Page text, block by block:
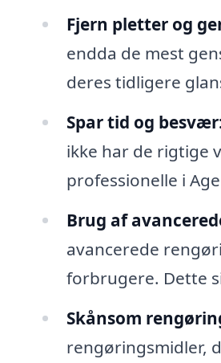
Fjern pletter og
endda de mest
deres tidligere
Spar tid og
ikke har de rigtige
professionelle i
Brug af
avancerede
forbrugere. Dette
Skånsom
rengøringsmidler,